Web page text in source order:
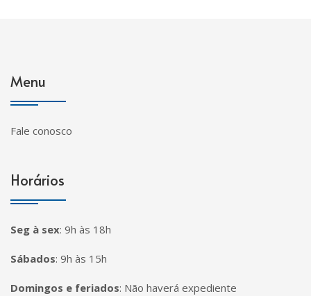
Menu
Fale conosco
Horários
Seg à sex: 9h às 18h
Sábados: 9h às 15h
Domingos e feriados: Não haverá expediente